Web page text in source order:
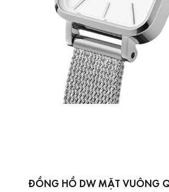
ĐỒNG HỒ DW MẶT VUÔNG